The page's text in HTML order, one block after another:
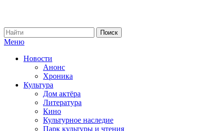
Меню
Новости
Анонс
Хроника
Культура
Дом актёра
Литература
Кино
Культурное наследие
Парк культуры и чтения